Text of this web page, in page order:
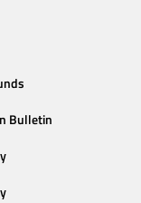
Bulletin